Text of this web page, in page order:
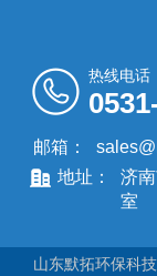
热线电话
邮箱：
地址：
济
室
山东默拓环保科